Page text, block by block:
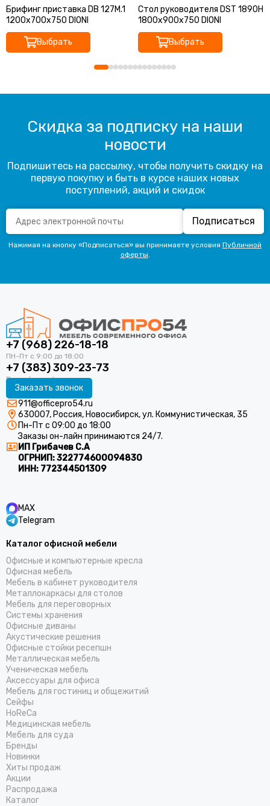
Брифинг приставка DB 127M.1
1200х700х750 DIONI
Выбрать
Стол руководителя DST 1890H
1800х900х750 DIONI
Выбрать
Скидка за подписку на наши
новости
Подпишитесь на рассылку, чтобы получить скидку на
первую покупку и быть в курсе наших новых
поступлений, акций и скидок
Подписаться
Нажимая на кнопку «Подписаться» вы принимаете условия Публичной
оферты.
+7 (968) 226-18-18
+7 (383) 309-23-73
Заказать звонок
911@officepro54.ru
630007, Россия, Новосибирск, ул. Коммунистическая, 35
Пн-Пт с 09:00 до 18:00
Заказы он-лайн принимаются 24/7.
ИП Грибачев С.А
ОГРНИП:322774600094830
ИНН: 772344501309
MAX
Telegram
Каталог офисной мебели
Офисные и компьютерные кресла
Офисная мебель
Мебель в кабинет руководителя
Металлокаркасы для столов
Мебель для переговорных
Системы хранения
Офисные диваны
Акустические решения
Офисные стойки ресепшн
Металлическая мебель
Ученическая мебель
Аксессуары для офиса
Мебель для гостиниц и общежитий
Cейфы
HoReCa
Медицинская мебель
Мебель для суда
Бренды
Новинки
Хиты продаж
Акции
Распродажа
Каталог